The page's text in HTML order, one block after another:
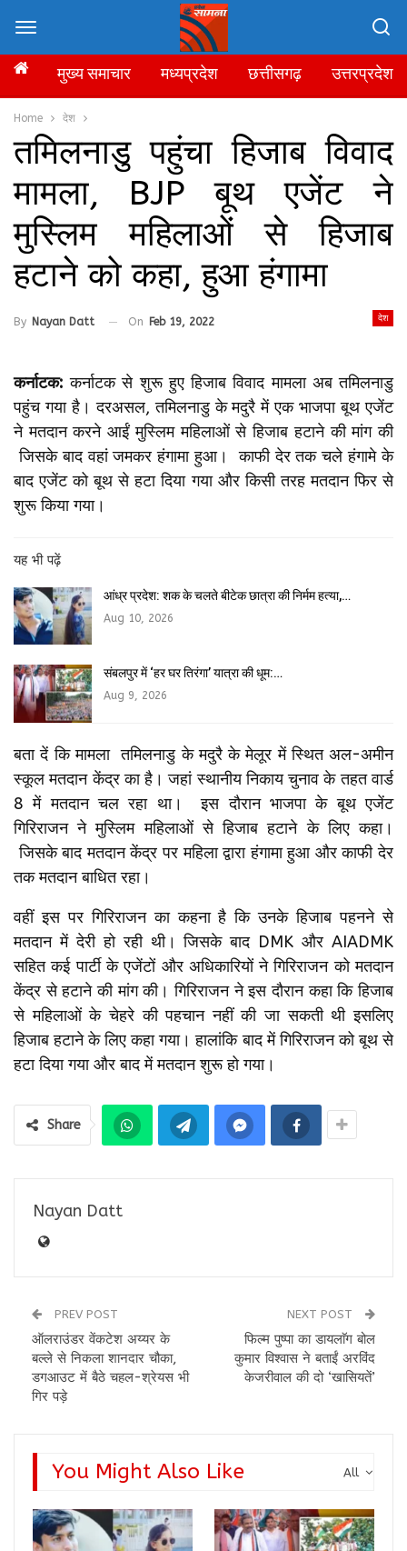
Home देश
तमिलनाडु पहुंचा हिजाब विवाद
मामला, BJP बूथ एजेंट ने
मुस्लिम महिलाओं से हिजाब
हटाने को कहा, हुआ हंगामा
देश
By Nayan Datt On Feb 19, 2022
कर्नाटक:कर्नाटक से शुरू हुए हिजाब विवाद मामला अब तमिलनाडु
पहुंच गया है। दरअसल, तमिलनाडु के मदुरै में एक भाजपा बूथ एजेंट
ने मतदान करने आईं मुस्लिम महिलाओं से हिजाब हटाने की मांग की
जिसके बाद वहां जमकर हंगामा हुआ। काफी देर तक चले हंगामे के
बाद एजेंट को बूथ से हटा दिया गया और किसी तरह मतदान फिर से
शुरू किया गया।
यह भी पढ़ें
आंध्र प्रदेश: शक के चलते बीटेक छात्रा की निर्मम हत्या,…
Aug 10, 2026
संबलपुर में ‘हर घर तिरंगा’ यात्रा की धूम:…
Aug 9, 2026
बता दें कि मामला तमिलनाडु के मदुरै के मेलूर में स्थित अल-अमीन
स्कूल मतदान केंद्र का है। जहां स्थानीय निकाय चुनाव के तहत वार्ड
8 में मतदान चल रहा था। इस दौरान भाजपा के बूथ एजेंट
गिरिराजन ने मुस्लिम महिलाओं से हिजाब हटाने के लिए कहा।
जिसके बाद मतदान केंद्र पर महिला द्वारा हंगामा हुआ और काफी देर
तक मतदान बाधित रहा।
वहीं इस पर गिरिराजन का कहना है कि उनके हिजाब पहनने से
मतदान में देरी हो रही थी। जिसके बाद DMK और AIADMK
सहित कई पार्टी के एजेंटों और अधिकारियों ने गिरिराजन को मतदान
केंद्र से हटाने की मांग की। गिरिराजन ने इस दौरान कहा कि हिजाब
से महिलाओं के चेहरे की पहचान नहीं की जा सकती थी इसलिए
हिजाब हटाने के लिए कहा गया। हालांकि बाद में गिरिराजन को बूथ से
हटा दिया गया और बाद में मतदान शुरू हो गया।
Share
Nayan Datt
PREV POST
ऑलराउंडर वेंकटेश अय्यर के
बल्ले से निकला शानदार चौका,
डगआउट में बैठे चहल-श्रेयस भी
गिर पड़े
NEXT POST
फिल्म पुष्पा का डायलाॅग बोल
कुमार विश्वास ने बताईं अरविंद
केजरीवाल की दो ‘खासियतें’
All
You Might Also Like
मुख्य समाचार मध्यप्रदेश छत्तीसगढ़ उत्तरप्रदेश